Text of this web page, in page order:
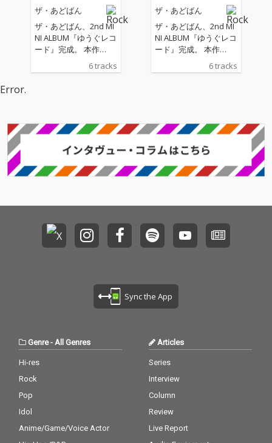
ザ・あどばん
ザ・あどばん、2nd MI
NI ALBUM『ゆうぐレコ
ード』完成。 本作
は、“ゆうぐれ”のよう
に曖昧で移ろう感情を
モアと初期衝動を交え
ンドの現在地を示す一
枚となっている。 幕開
けを飾る「セクシー」
ポップチューン。続く
リード曲「もしも！」
では、“もしも”という
て表現している。 「激
辛大王」は、そのタイ
チューンで、ライブで
の熱量をそのままパッ
ケージしたような一
って」では、どこか懐
が色濃く表れている。
6 tracks
ザ・あどばん
ザ・あどばん、2nd MI
NI ALBUM『ゆうぐレコ
ード』完成。 本作
は、“ゆうぐれ”のよう
に曖昧で移ろう感情を
モアと初期衝動を交え
ンドの現在地を示す一
枚となっている。 幕開
けを飾る「セクシー」
ポップチューン。続く
リード曲「もしも！」
では、“もしも”という
て表現している。 「激
辛大王」は、そのタイ
チューンで、ライブで
の熱量をそのままパッ
ケージしたような一
って」では、どこか懐
かしくも歪な少年性と
幻想的なイメージが交
が色濃く表れている。
6 tracks
Error.
Sync the App
Genre- All Genres
Hi-res
Rock
Pop
Idol
Anime/Game/Voice Actor
Articles
Series
Interview
Column
Review
Live Report